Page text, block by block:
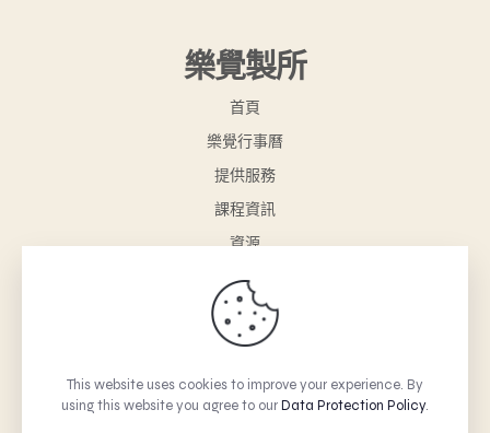
樂覺製所
首頁
樂覺行事曆
提供服務
課程資訊
資源
樂覺小舖
聯絡我們
購物車
This website uses cookies to improve your experience. By
using this website you agree to ourData Protection Policy.